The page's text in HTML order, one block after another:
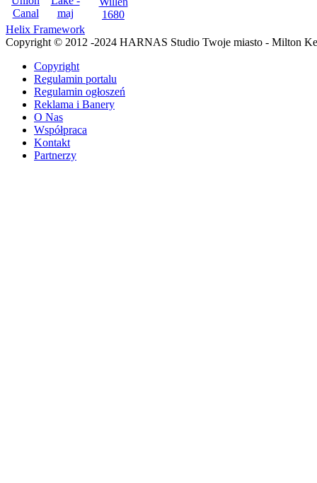
Helix Framework
Copyright © 2012 -2024 HARNAS Studio Twoje miasto - Milton
Copyright
Regulamin portalu
Regulamin ogłoszeń
Reklama i Banery
O Nas
Współpraca
Kontakt
Partnerzy